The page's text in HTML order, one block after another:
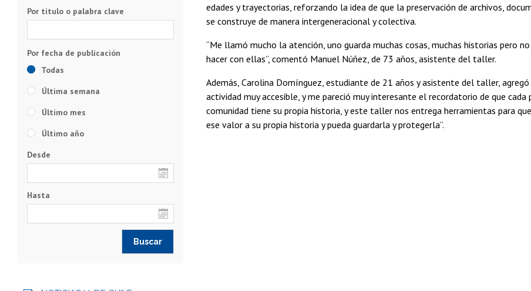
edades y trayectorias, reforzando la idea de que la preservación de archivos,
se construye de manera intergeneracional y colectiva.
“Me llamó mucho la atención, uno guarda muchas cosas, muchas historias pero
hacer con ellas”, comentó Manuel Núñez, de 73 años, asistente del taller.
Además, Carolina Domínguez, estudiante de 21 años y asistente del taller, agregó
actividad muy accesible, y me pareció muy interesante el recordatorio de que cada
comunidad tiene su propia historia, y este taller nos entrega herramientas para
ese valor a su propia historia y pueda guardarla y protegerla”.
Por título o palabra clave
Todas
Última semana
Último mes
Último año
Desde
Hasta